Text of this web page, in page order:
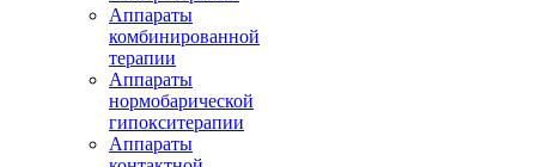
Аппараты
комбинированной
терапии
Аппараты
нормобарической
гипокситерапии
Аппараты